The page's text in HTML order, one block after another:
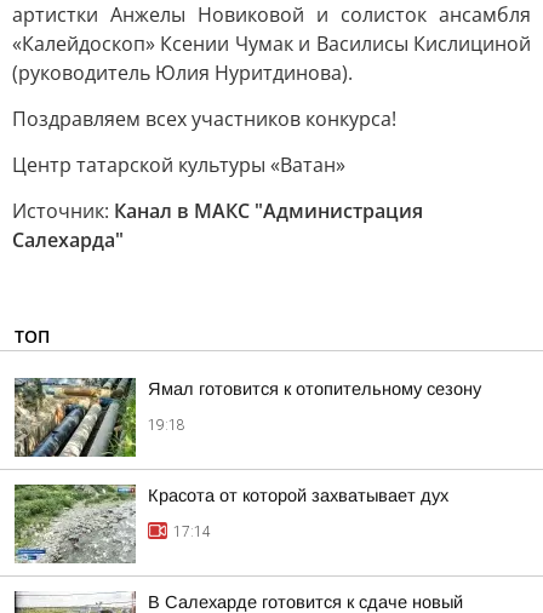
артистки Анжелы Новиковой и солисток ансамбля
«Калейдоскоп» Ксении Чумак и Василисы Кислициной
(руководитель Юлия Нуритдинова).
Поздравляем всех участников конкурса!
Центр татарской культуры «Ватан»
Источник: Канал в МАКС "Администрация
Салехарда"
ТОП
Ямал готовится к отопительному сезону
19:18
Красота от которой захватывает дух
17:14
В Салехарде готовится к сдаче новый